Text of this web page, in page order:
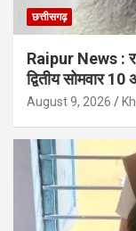
छत्तीसगढ़
Raipur News :
द्वितीय सोमवार
August 9, 2026